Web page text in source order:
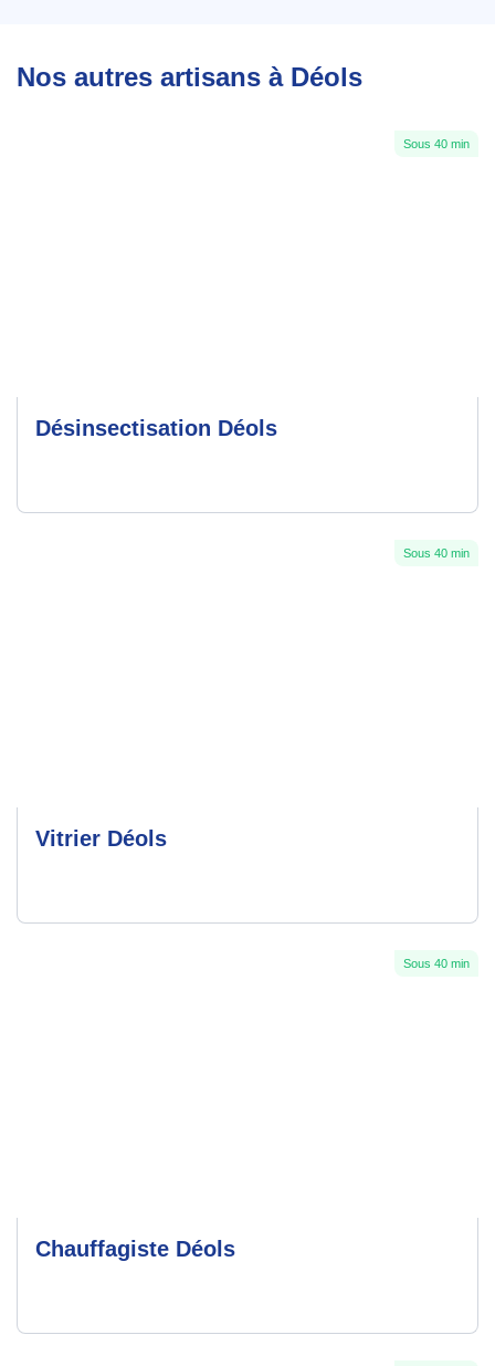
Nos autres artisans à Déols
Sous 40 min
Désinsectisation Déols
Sous 40 min
Vitrier Déols
Sous 40 min
Chauffagiste Déols